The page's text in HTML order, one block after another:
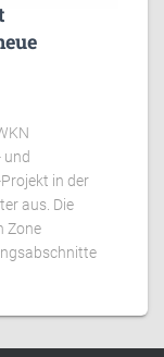
und
in der
aus. Die
Zone